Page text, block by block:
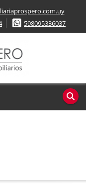
598095336037